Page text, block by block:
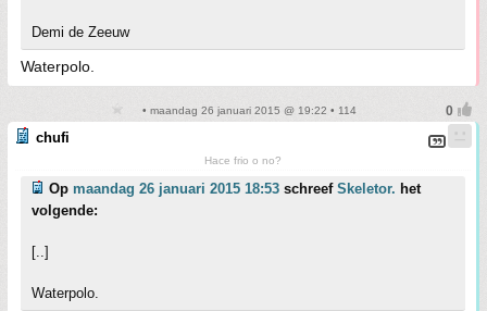
Demi de Zeeuw
Waterpolo.
• maandag 26 januari 2015 @ 19:22 • 114
chufi
Hace frio o no?
Op maandag 26 januari 2015 18:53 schreef Skeletor. het
volgende:
[..]
Waterpolo.